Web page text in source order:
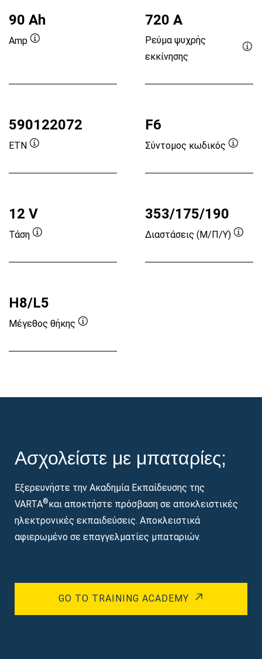
90 Ah
Amp
720 A
Ρεύμα ψυχρής
εκκίνησης
590122072
ETN
F6
Σύντομος κωδικός
12 V
Τάση
353/175/190
Διαστάσεις (Μ/Π/Υ)
H8/L5
Μέγεθος θήκης
Ασχολείστε με μπαταρίες;
Εξερευνήστε την Ακαδημία Εκπαίδευσης της
VARTA®και αποκτήστε πρόσβαση σε αποκλειστικές
ηλεκτρονικές εκπαιδεύσεις. Αποκλειστικά
αφιερωμένο σε επαγγελματίες μπαταριών.
GO TO TRAINING ACADEMY